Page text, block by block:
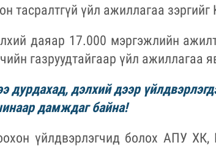
тасралтгүй үйл ажиллагаа зэргийг
даяар 17.000 мэргэжлийн
газруудтайгаар үйл ажиллагаа
дурдахад, дэлхий дээр
дамждаг байна!
үйлдвэрлэгчид болох АПУ